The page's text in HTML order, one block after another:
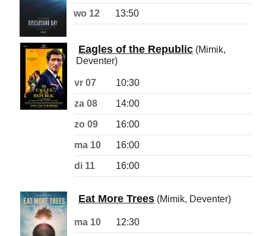
wo 12 13:50
Eagles of the Republic (Mimik,
Deventer)
vr 07 10:30
za 08 14:00
zo 09 16:00
ma 10 16:00
di 11 16:00
Eat More Trees (Mimik, Deventer)
ma 10 12:30